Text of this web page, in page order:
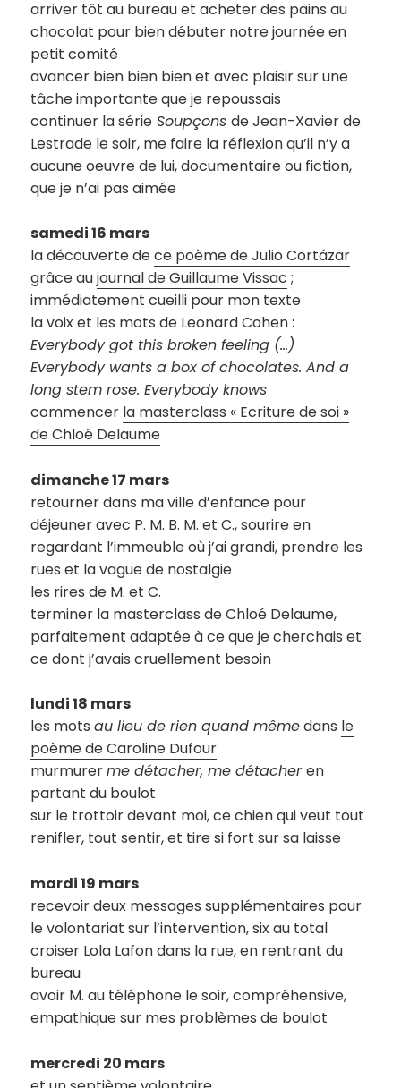
arriver tôt au bureau et acheter des pains au
chocolat pour bien débuter notre journée en
petit comité
avancer bien bien bien et avec plaisir sur une
tâche importante que je repoussais
continuer la série Soupçonsde Jean-Xavier de
Lestrade le soir, me faire la réflexion qu’il n’y a
aucune oeuvre de lui, documentaire ou fiction,
que je n’ai pas aimée
samedi 16 mars
la découverte dece poème de Julio Cortázar
grâce aujournal de Guillaume Vissac ;
immédiatement cueilli pour mon texte
la voix et les mots de Leonard Cohen :
Everybody got this broken feeling (…)
Everybody wants a box of chocolates. And a
long stem rose. Everybody knows
commencer la masterclass « Ecriture de soi »
de Chloé Delaume
dimanche 17 mars
retourner dans ma ville d’enfance pour
déjeuner avec P. M. B. M. et C., sourire en
regardant l’immeuble où j’ai grandi, prendre les
rues et la vague de nostalgie
les rires de M. et C.
terminer la masterclass de Chloé Delaume,
parfaitement adaptée à ce que je cherchais et
ce dont j’avais cruellement besoin
lundi 18 mars
les motsau lieu de rien quand mêmedans le
poème de Caroline Dufour
murmurerme détacher, me détacheren
partant du boulot
sur le trottoir devant moi, ce chien qui veut tout
renifler, tout sentir, et tire si fort sur sa laisse
mardi 19 mars
recevoir deux messages supplémentaires pour
le volontariat sur l’intervention, six au total
croiser Lola Lafon dans la rue, en rentrant du
bureau
avoir M. au téléphone le soir, compréhensive,
empathique sur mes problèmes de boulot
mercredi 20 mars